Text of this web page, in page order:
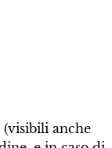
(visibili anche